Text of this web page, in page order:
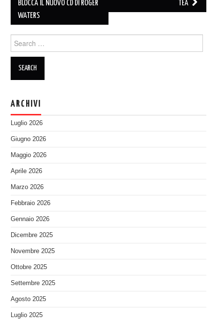
navigation
BLOCCA IL NUOVO CD DI ROGER
WATERS
TEA
for:
ARCHIVI
Luglio 2026
Giugno 2026
Maggio 2026
Aprile 2026
Marzo 2026
Febbraio 2026
Gennaio 2026
Dicembre 2025
Novembre 2025
Ottobre 2025
Settembre 2025
Agosto 2025
Luglio 2025